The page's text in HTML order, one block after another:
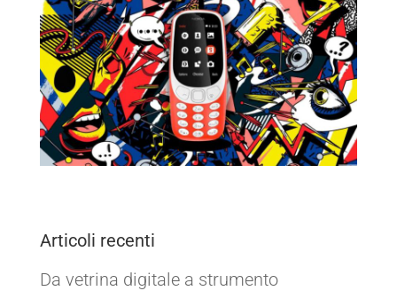
Articoli recenti
Da vetrina digitale a strumento